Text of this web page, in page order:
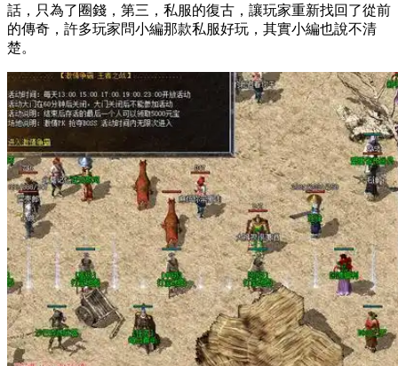
話，只為了圈錢，第三，私服的復古，讓玩家重新找回了從前
的傳奇，許多玩家問小編那款私服好玩，其實小編也說不清
楚。